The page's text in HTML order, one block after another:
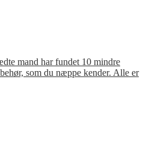
mand har fundet 10 mindre
som du næppe kender. Alle er